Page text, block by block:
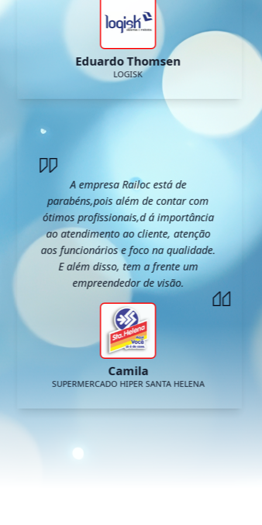
Eduardo Thomsen
LOGISK
A empresa Railoc está de
parabéns,pois além de contar com
ótimos profissionais,d á importância
ao atendimento ao cliente, atenção
aos funcionários e foco na qualidade.
E além disso, tem a frente um
empreendedor de visão.
Camila
SUPERMERCADO HIPER SANTA HELENA